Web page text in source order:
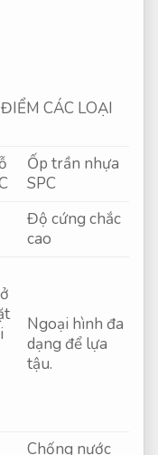
CÁC LOẠI
Ốp trần nhựa
SPC
Độ cứng chắc
cao
Ngoại hình đa
dạng để lựa
tậu.
Chống nước